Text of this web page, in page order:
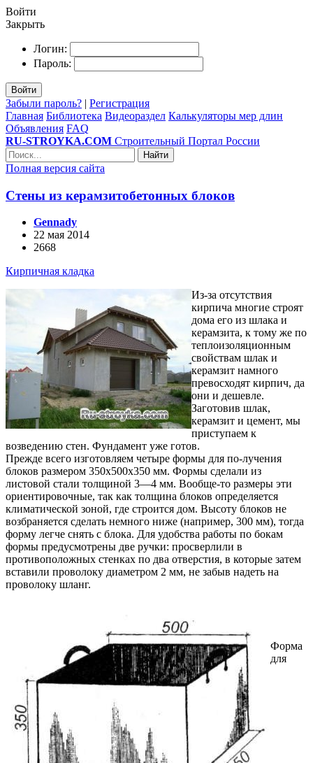
Войти
Закрыть
Логин:
Пароль:
Войти
Забыли пароль? | Регистрация
Главная Библиотека Видеораздел Калькуляторы мер длин
Объявления FAQ
RU-STROYKA.COM Строительный Портал России
Найти
Полная версия сайта
Стены из керамзитобетонных блоков
Gennady
22 мая 2014
2668
Кирпичная кладка
Из-за отсутствия
кирпича многие строят
дома его из шлака и
керамзита, к тому же по
теплоизоляционным
свойствам шлак и
керамзит намного
превосходят кирпич, да
они и дешевле.
Заготовив шлак,
керамзит и цемент, мы
приступаем к
возведению стен. Фундамент уже готов.
Прежде всего изготовляем четыре формы для по-лучения
блоков размером 350x500x350 мм. Формы сделали из
листовой стали толщиной 3—4 мм. Вообще-то размеры эти
ориентировочные, так как толщина блоков определяется
климатической зоной, где строится дом. Высоту блоков не
возбраняется сделать немного ниже (например, 300 мм), тогда
форму легче снять с блока. Для удобства работы по бокам
формы предусмотрены две ручки: просверлили в
противоположных стенках по два отверстия, в которые затем
вставили проволоку диаметром 2 мм, не забыв надеть на
проволоку шланг.
Форма
для